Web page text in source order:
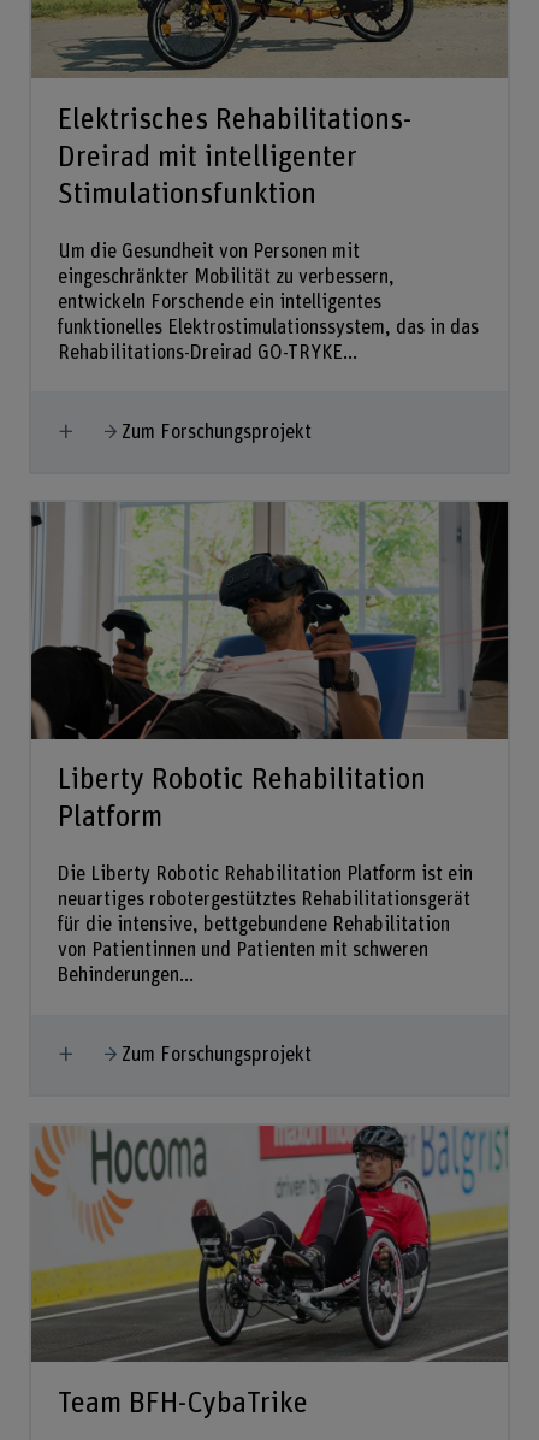
Elektrisches Rehabilitations-
Dreirad mit intelligenter
Stimulationsfunktion
Um die Gesundheit von Personen mit
eingeschränkter Mobilität zu verbessern,
entwickeln Forschende ein intelligentes
funktionelles Elektrostimulationssystem, das in das
Rehabilitations-Dreirad GO-TRYKE...
Mehr anzeigen
Zum Forschungsprojekt
Liberty Robotic Rehabilitation
Platform
Die Liberty Robotic Rehabilitation Platform ist ein
neuartiges robotergestütztes Rehabilitationsgerät
für die intensive, bettgebundene Rehabilitation
von Patientinnen und Patienten mit schweren
Behinderungen...
Mehr anzeigen
Zum Forschungsprojekt
Team BFH-CybaTrike